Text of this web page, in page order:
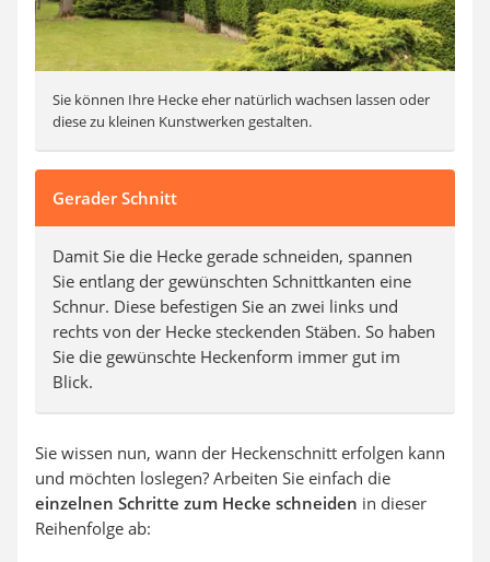
Sie können Ihre Hecke eher natürlich wachsen lassen oder
diese zu kleinen Kunstwerken gestalten.
Gerader Schnitt
Damit Sie die Hecke gerade schneiden, spannen
Sie entlang der gewünschten Schnittkanten eine
Schnur. Diese befestigen Sie an zwei links und
rechts von der Hecke steckenden Stäben. So haben
Sie die gewünschte Heckenform immer gut im
Blick.
Sie wissen nun, wann der Heckenschnitt erfolgen kann
und möchten loslegen? Arbeiten Sie einfach die
einzelnen Schritte zum Hecke schneiden in dieser
Reihenfolge ab: